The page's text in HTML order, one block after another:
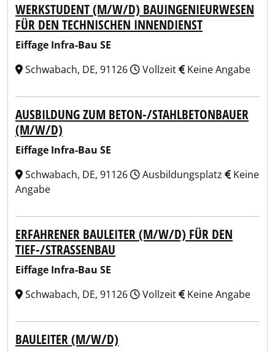
WERKSTUDENT (M/W/D) BAUINGENIEURWESEN
FÜR DEN TECHNISCHEN INNENDIENST
Eiffage Infra-Bau SE
Schwabach, DE, 91126
Vollzeit Keine Angabe
AUSBILDUNG ZUM BETON-/STAHLBETONBAUER
(M/W/D)
Eiffage Infra-Bau SE
Schwabach, DE, 91126
Ausbildungsplatz
Keine
Angabe
ERFAHRENER BAULEITER (M/W/D) FÜR DEN
TIEF-/STRASSENBAU
Eiffage Infra-Bau SE
Schwabach, DE, 91126
Vollzeit Keine Angabe
BAULEITER (M/W/D)